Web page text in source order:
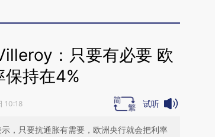
：只要有必要 欧
保持在4%
10:18 试听
，只要抗通胀有需要，欧洲央行就会把利率